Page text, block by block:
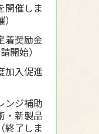
開催しま
着奨励金
開始）
加入促進
ンジ補助
・新製品
終了しま